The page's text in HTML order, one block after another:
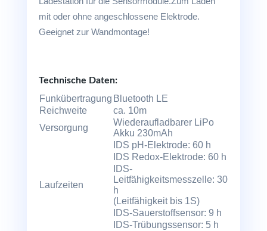
mit oder ohne angeschlossene Elektrode.
Geeignet zur Wandmontage!
Technische Daten:
Funkübertragung Bluetooth LE
Reichweite
ca. 10m
Versorgung
Wiederaufladbarer LiPo
Akku 230mAh
Laufzeiten
IDS pH-Elektrode: 60 h
IDS Redox-Elektrode: 60 h
IDS-
Leitfähigkeitsmesszelle: 30
h
(Leitfähigkeit bis 1S)
IDS-Sauerstoffsensor: 9 h
IDS-Trübungssensor: 5 h